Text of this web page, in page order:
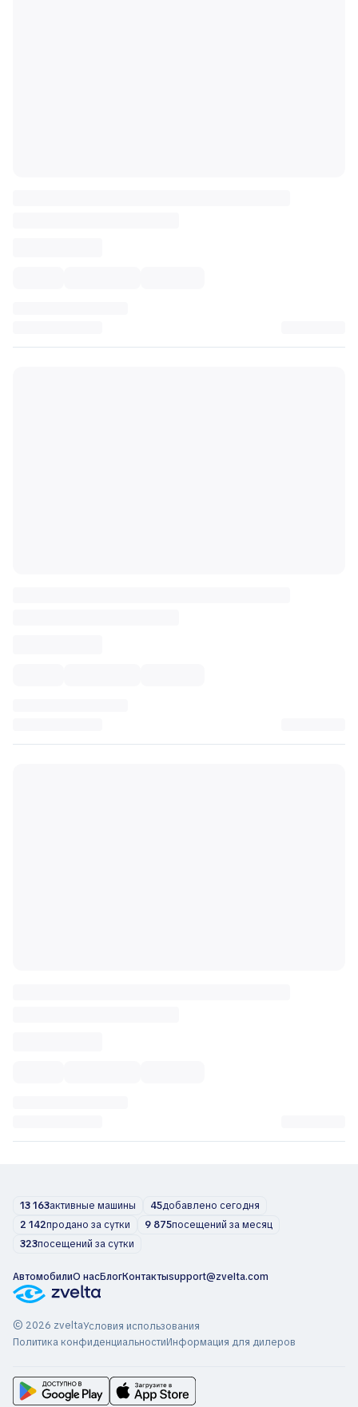
13 163активные машины 45добавлено сегодня
2 142продано за сутки 9 875посещений за месяц
323посещений за сутки
АвтомобилиО насБлогКонтактыsupport@zvelta.com
© 2026 zveltaУсловия использования
Политика конфиденциальностиИнформация для дилеров